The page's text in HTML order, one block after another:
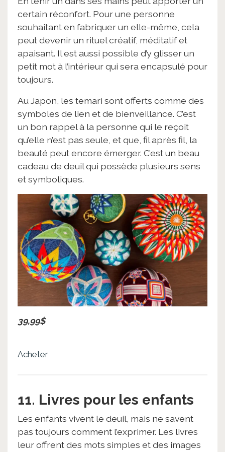
certain réconfort. Pour une personne
souhaitant en fabriquer un elle-même, cela
peut devenir un rituel créatif, méditatif et
apaisant. Il est aussi possible d’y glisser un
petit mot à l’intérieur qui sera encapsulé pour
toujours.
Au Japon, les temari sont offerts comme des
symboles de lien et de bienveillance. C’est
un bon rappel à la personne qui le reçoit
qu’elle n’est pas seule, et que, fil après fil, la
beauté peut encore émerger. C’est un beau
cadeau de deuil qui possède plusieurs sens
et symboliques.
39,99$
Acheter
11. Livres pour les enfants
Les enfants vivent le deuil, mais ne savent
pas toujours comment l’exprimer. Les livres
leur offrent des mots simples et des images